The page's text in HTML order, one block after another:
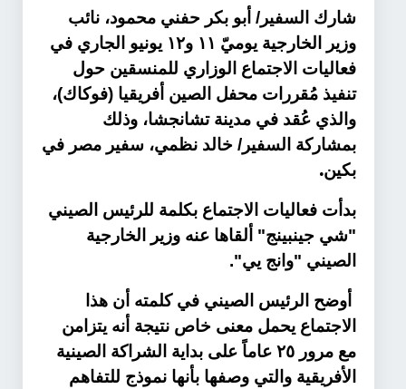
شارك السفير/ أبو بكر حفني محمود، نائب
وزير الخارجية يوميّ ١١ و١٢ يونيو الجاري في
فعاليات الاجتماع الوزاري للمنسقين حول
تنفيذ مُقررات محفل الصين أفريقيا (فوكاك)،
والذي عُقد في مدينة تشانجشا، وذلك
بمشاركة السفير/ خالد نظمي، سفير مصر في
بكين.
بدأت فعاليات الاجتماع بكلمة للرئيس الصيني
"شي جينبينج" ألقاها عنه وزير الخارجية
الصيني "وانج يي".
أوضح الرئيس الصيني في كلمته أن هذا
الاجتماع يحمل معنى خاص نتيجة أنه يتزامن
مع مرور ٢٥ عاماً على بداية الشراكة الصينية
الأفريقية والتي وصفها بأنها نموذج للتفاهم